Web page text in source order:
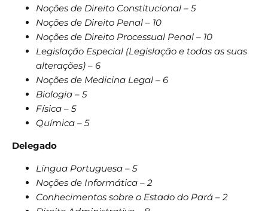
Noções de Direito Constitucional – 5
Noções de Direito Penal – 10
Noções de Direito Processual Penal – 10
Legislação Especial (Legislação e todas as suas
alterações) – 6
Noções de Medicina Legal – 6
Biologia – 5
Física – 5
Química – 5
Delegado
Língua Portuguesa – 5
Noções de Informática – 2
Conhecimentos sobre o Estado do Pará – 2